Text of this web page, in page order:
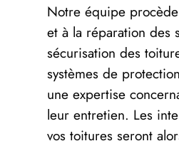
Notre équipe procède
et à la réparation des
sécurisation des
systèmes de
une expertise
leur entretien. Les
vos toitures seront